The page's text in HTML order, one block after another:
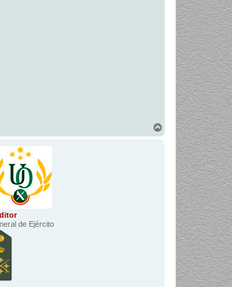
r
de Ejército